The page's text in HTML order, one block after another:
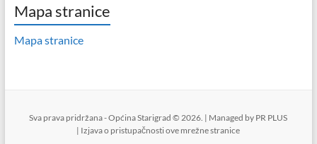
Mapa stranice
Mapa stranice
Sva prava pridržana - Općina Starigrad © 2026. | Managed by PR PLUS
| Izjava o pristupačnosti ove mrežne stranice